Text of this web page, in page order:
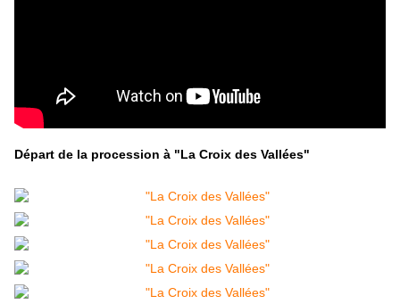
Départ de la procession à "La Croix des Vallées"